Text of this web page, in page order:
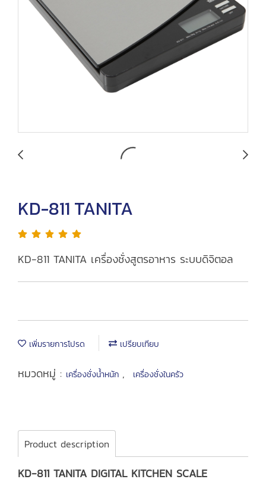
KD-811 TANITA
KD-811 TANITA เครื่องชั่งสูตรอาหาร ระบบดิจิตอล
เพิ่มรายการโปรด เปรียบเทียบ
หมวดหมู่ : เครื่องชั่งน้ำหนัก , เครื่องชั่งในครัว
Product description
KD-811 TANITA DIGITAL KITCHEN SCALE